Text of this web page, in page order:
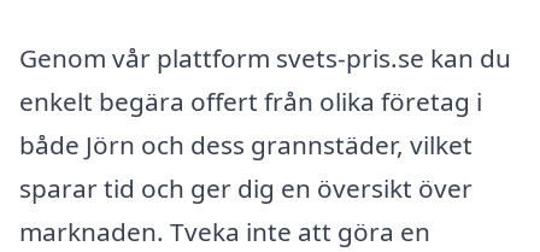
Genom vår plattform svets-pris.se kan du
enkelt begära offert från olika företag i
både Jörn och dess grannstäder, vilket
sparar tid och ger dig en översikt över
marknaden. Tveka inte att göra en